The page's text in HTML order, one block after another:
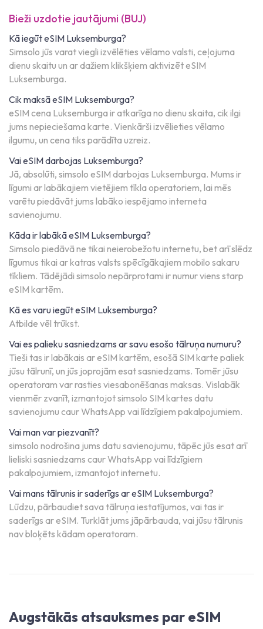
Bieži uzdotie jautājumi (BUJ)
Kā iegūt eSIM Luksemburga?
Simsolo jūs varat viegli izvēlēties vēlamo valsti, ceļojuma
dienu skaitu un ar dažiem klikšķiem aktivizēt eSIM
Luksemburga.
Cik maksā eSIM Luksemburga?
eSIM cena Luksemburga ir atkarīga no dienu skaita, cik ilgi
jums nepieciešama karte. Vienkārši izvēlieties vēlamo
ilgumu, un cena tiks parādīta uzreiz.
Vai eSIM darbojas Luksemburga?
Jā, absolūti, simsolo eSIM darbojas Luksemburga. Mums ir
līgumi ar labākajiem vietējiem tīkla operatoriem, lai mēs
varētu piedāvāt jums labāko iespējamo interneta
savienojumu.
Kāda ir labākā eSIM Luksemburga?
Simsolo piedāvā ne tikai neierobežotu internetu, bet arī slēdz
līgumus tikai ar katras valsts spēcīgākajiem mobilo sakaru
tīkliem. Tādējādi simsolo nepārprotami ir numur viens starp
eSIM kartēm.
Kā es varu iegūt eSIM Luksemburga?
Atbilde vēl trūkst.
Vai es palieku sasniedzams ar savu esošo tālruņa numuru?
Tieši tas ir labākais ar eSIM kartēm, esošā SIM karte paliek
jūsu tālrunī, un jūs joprojām esat sasniedzams. Tomēr jūsu
operatoram var rasties viesabonēšanas maksas. Vislabāk
vienmēr zvanīt, izmantojot simsolo SIM kartes datu
savienojumu caur WhatsApp vai līdzīgiem pakalpojumiem.
Vai man var piezvanīt?
simsolo nodrošina jums datu savienojumu, tāpēc jūs esat arī
lieliski sasniedzams caur WhatsApp vai līdzīgiem
pakalpojumiem, izmantojot internetu.
Vai mans tālrunis ir saderīgs ar eSIM Luksemburga?
Lūdzu, pārbaudiet sava tālruņa iestatījumos, vai tas ir
saderīgs ar eSIM. Turklāt jums jāpārbauda, vai jūsu tālrunis
nav bloķēts kādam operatoram.
Augstākās atsauksmes par eSIM